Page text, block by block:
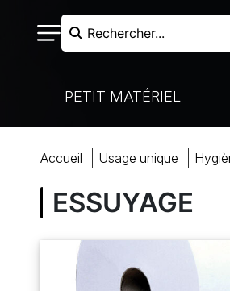
CUISSON
PRÉPARATION
À USAGE UNIQUE
BOULANGERIE-PÂTISSERIE
FROIDE - LIAISON CHAUDE
NOS MARQUES
Rechercher...
PETIT MATÉRIEL
RECHERCHER
ACCUEIL
accueil usage unique
ESSUYAGE